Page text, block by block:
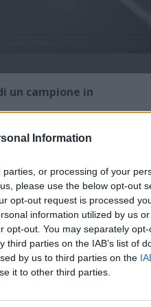
Information
or processing of your
please use the below opt-out
opt-out request is processed
information utilized by us
opt-out. You may separately
parties on the IAB’s list of
by us to third parties on the
it to other third parties.
un campione in
e il suo vasto
sportivi davvero
o a Monza.
quando la sicurezza non
molto effetto leggere
eventi che hanno
che stiamo per svelarvi